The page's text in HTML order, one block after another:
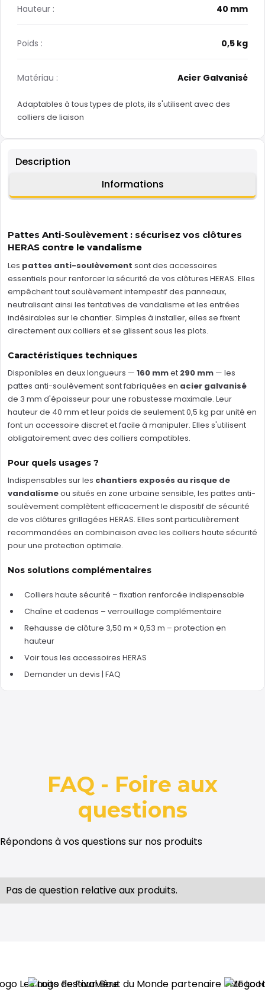
Description
Informations
Pattes Anti-Soulèvement : sécurisez vos clôtures
HERAS contre le vandalisme
Les pattes anti-soulèvement sont des accessoires
essentiels pour renforcer la sécurité de vos clôtures HERAS. Elles
empêchent tout soulèvement intempestif des panneaux,
neutralisant ainsi les tentatives de vandalisme et les entrées
indésirables sur le chantier. Simples à installer, elles se fixent
directement aux colliers et se glissent sous les plots.
Caractéristiques techniques
Disponibles en deux longueurs — 160 mmet 290 mm — les
pattes anti-soulèvement sont fabriquées en acier galvanisé
de 3 mm d'épaisseur pour une robustesse maximale. Leur
hauteur de 40 mm et leur poids de seulement 0,5 kg par unité en
font un accessoire discret et facile à manipuler. Elles s'utilisent
obligatoirement avec des colliers compatibles.
Pour quels usages ?
Indispensables sur les chantiers exposés au risque de
vandalismeou situés en zone urbaine sensible, les pattes anti-
soulèvement complètent efficacement le dispositif de sécurité
de vos clôtures grillagées HERAS. Elles sont particulièrement
recommandées en combinaison avec les colliers haute sécurité
pour une protection optimale.
Nos solutions complémentaires
Colliers haute sécurité – fixation renforcée indispensable
Chaîne et cadenas – verrouillage complémentaire
Rehausse de clôture 3,50 m × 0,53 m – protection en
hauteur
Voir tous les accessoires HERAS
Demander un devis | FAQ
Hauteur : 40 mm
Poids : 0,5 kg
Matériau : Acier Galvanisé
Adaptables à tous types de plots, ils s'utilisent avec des
colliers de liaison
FAQ - Foire aux
questions
Répondons à vos questions sur nos produits
Pas de question relative aux produits.